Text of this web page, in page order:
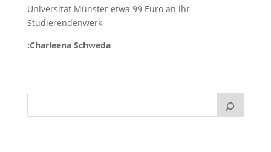
Universität Münster etwa 99 Euro an ihr
Studierendenwerk
:Charleena Schweda